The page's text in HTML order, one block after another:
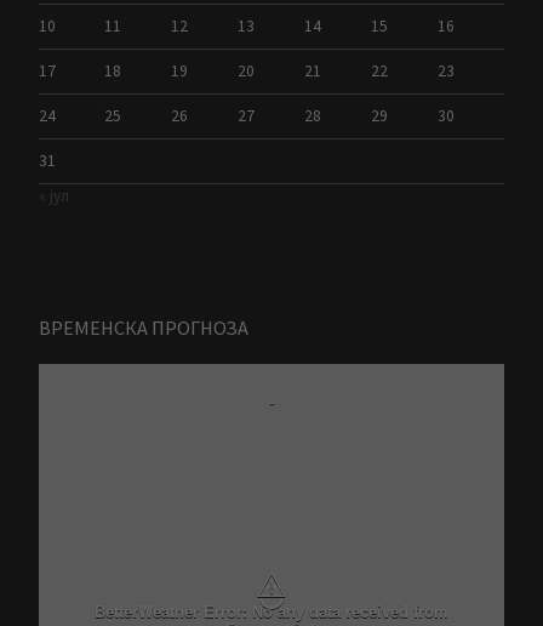
10 11 12 13 14 15 16
17 18 19 20 21 22 23
24 25 26 27 28 29 30
31
« јул
ВРЕМЕНСКА ПРОГНОЗА
-
⚠
BetterWeather Error: No any data received from